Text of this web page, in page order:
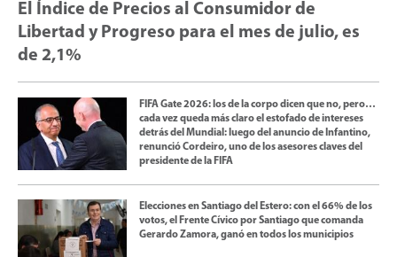
El Índice de Precios al Consumidor de
Libertad y Progreso para el mes de julio, es
de 2,1%
FIFA Gate 2026: los de la corpo dicen que no, pero…
cada vez queda más claro el estofado de intereses
detrás del Mundial: luego del anuncio de Infantino,
renunció Cordeiro, uno de los asesores claves del
presidente de la FIFA
Elecciones en Santiago del Estero: con el 66% de los
votos, el Frente Cívico por Santiago que comanda
Gerardo Zamora, ganó en todos los municipios